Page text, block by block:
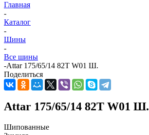
Главная
-
Каталог
-
Шины
-
Все шины
-Attar 175/65/14 82T W01 Ш.
Поделиться
Attar 175/65/14 82T W01 Ш.
Шипованные